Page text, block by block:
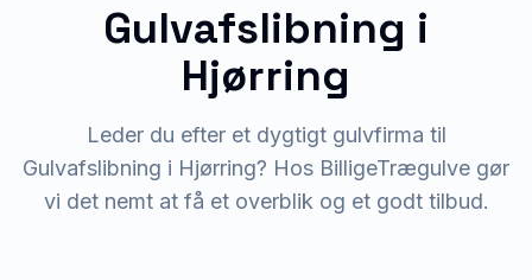
Gulvafslibning i
Hjørring
Leder du efter et dygtigt gulvfirma til
Gulvafslibning i Hjørring? Hos BilligeTrægulve gør
vi det nemt at få et overblik og et godt tilbud.